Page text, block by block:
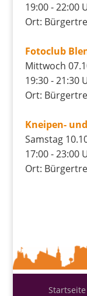
19:00 - 22:00
Ort:
Fotoclub
Mittwoch
19:30 - 21:30
Ort:
Kneipen-
Samstag
17:00 - 23:00
Ort:
Startseite